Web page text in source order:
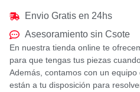
Envio Gratis en 24hs
Asesoramiento sin Csote
En nuestra tienda online te
para que tengas tus piezas
Además, contamos con un
están a tu disposición para